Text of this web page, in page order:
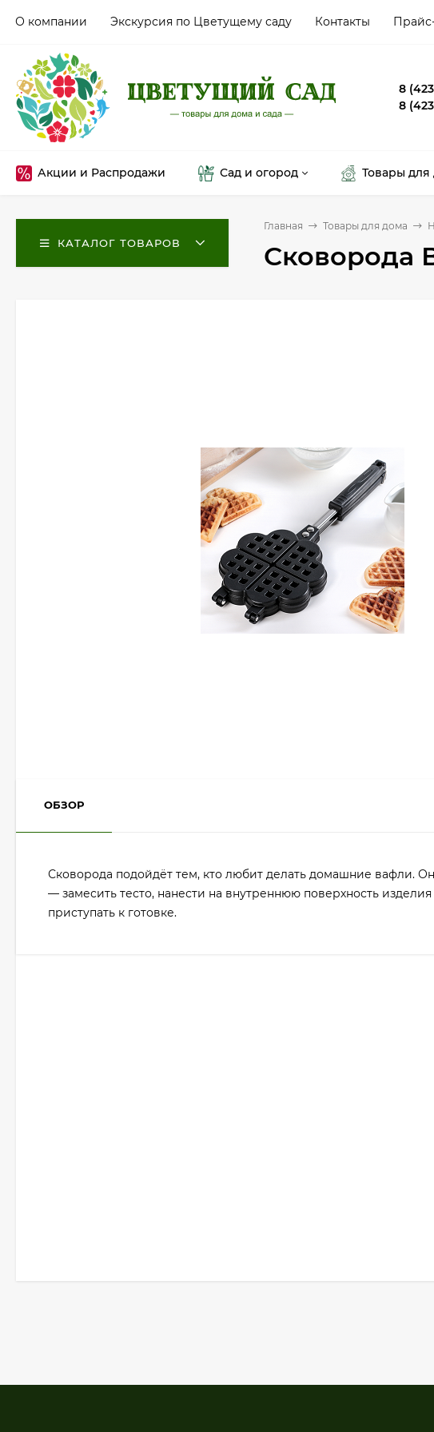
О компании Экскурсия по Цветущему саду Контакты
8
8
Акции и Распродажи Сад и огород Товары для
КАТАЛОГ ТОВАРОВ
Главная Товары для дома
Сковорода
ОБЗОР
Сковорода подойдёт тем, кто любит делать домашние вафли.
— замесить тесто, нанести на внутреннюю поверхность
приступать к готовке.